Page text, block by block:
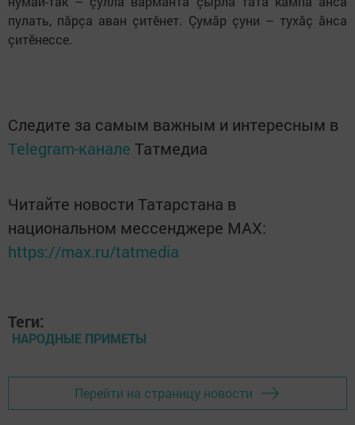
пулать, пăрçа аван çитӗнет. Çумăр çуни – тухăç ăнса
çитӗнессе.
Следите за самым важным и интересным в
Telegram-канале Татмедиа
Читайте новости Татарстана в
национальном мессенджере MАХ:
https://max.ru/tatmedia
Теги:
НАРОДНЫЕ ПРИМЕТЫ
Перейти на страницу новости